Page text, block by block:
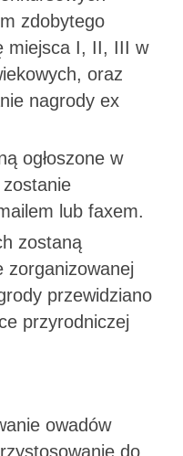
zdobytego
miejsca I, II, III w
oraz
nagrody ex
ogłoszone w
lub faxem.
zostaną
zorganizowanej
przewidziano
przyrodniczej
owadów
do